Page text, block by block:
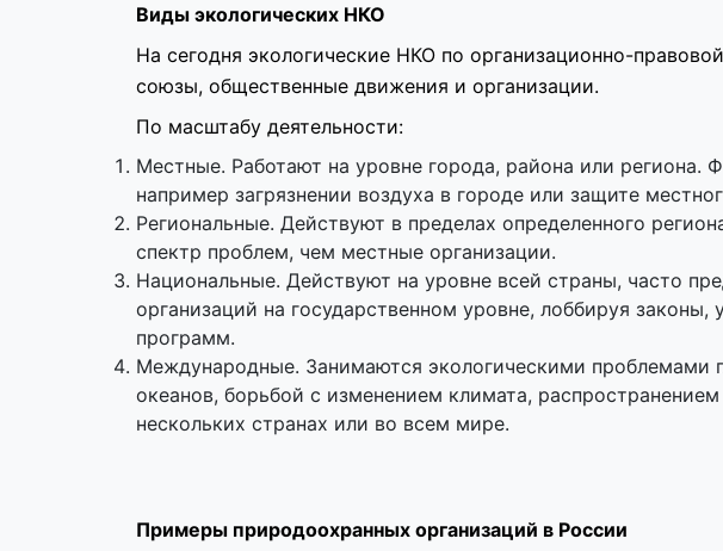
Виды экологических НКО
На сегодня экологические НКО по организационно-
союзы, общественные движения и организации.
По масштабу деятельности:
Местные. Работают на уровне города, района или региона.
например загрязнении воздуха в городе или защите
Региональные. Действуют в пределах определенного
спектр проблем, чем местные организации.
Национальные. Действуют на уровне всей страны, часто
организаций на государственном уровне, лоббируя законы,
программ.
Международные. Занимаются экологическими проблемами
океанов, борьбой с изменением климата,
нескольких странах или во всем мире.
Примеры природоохранных организаций в России